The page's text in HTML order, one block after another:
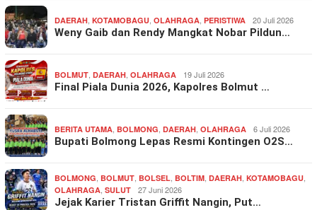
DAERAH, KOTAMOBAGU, OLAHRAGA, PERISTIWA 20 Juli 2026
Weny Gaib dan Rendy Mangkat Nobar Pildun…
BOLMUT, DAERAH, OLAHRAGA 19 Juli 2026
Final Piala Dunia 2026, Kapolres Bolmut …
BERITA UTAMA, BOLMONG, DAERAH, OLAHRAGA 6 Juli 2026
Bupati Bolmong Lepas Resmi Kontingen O2S…
BOLMONG, BOLMUT, BOLSEL, BOLTIM, DAERAH, KOTAMOBAGU,
OLAHRAGA, SULUT 27 Juni 2026
Jejak Karier Tristan Griffit Nangin, Put…